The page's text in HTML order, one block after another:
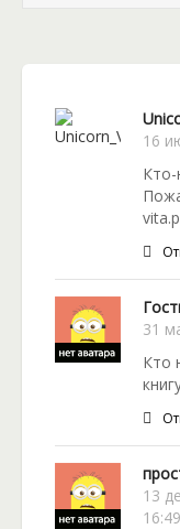
путешествие
16
Кто-
31
Кто
13
16:49